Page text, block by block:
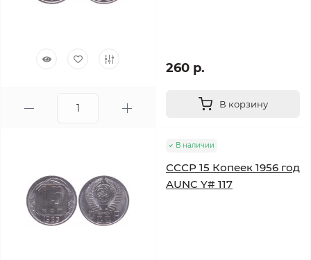
260 р.
В корзину
В наличии
СССР 15 Копеек 1956 год
AUNC Y# 117